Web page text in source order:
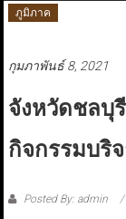
ภูมิภาค
กุมภาพันธ์ 8, 2021
จังหวัดชลบุ
กิจกรรมบริ
Posted By: admin